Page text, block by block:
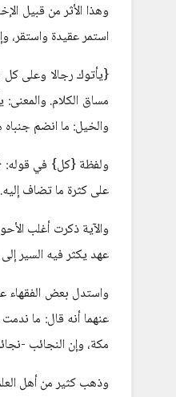
وهذا الأثر من قبيل
استمر عقيدة واستقر،
{يأتوك رجالا وعلى كل
مساق الكلام.
والخيل: ما انضم
ولفظة {كل} في قوله:
على كثرة ما تضاف إليه.
والآية ذكرت أغلب
عهد يكثر فيه السير
واستدل بعض الفقهاء
عنهما أنه قال: ما
مكة، وإن النجائب -
وذهب كثير من أهل